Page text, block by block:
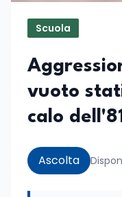
Scuola
vuoto
calo
Ascolta